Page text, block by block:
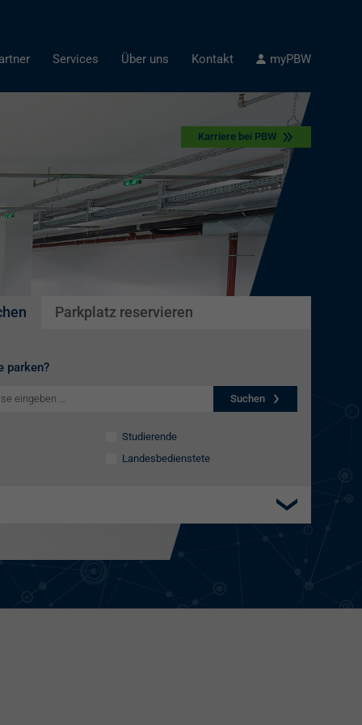
Services Über uns Kontakt myPBW
Parkplatz reservieren
parken?
Suchen
Studierende
Landesbedienstete
Karriere bei PBW